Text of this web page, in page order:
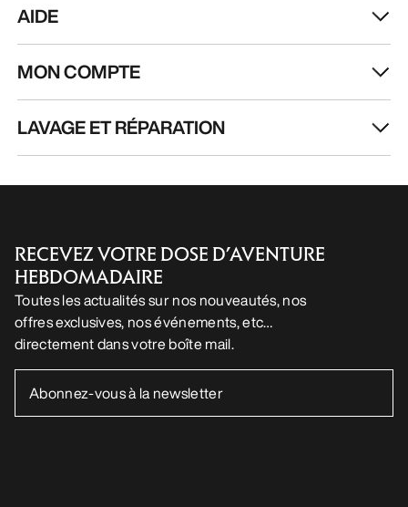
AIDE
MON COMPTE
LAVAGE ET RÉPARATION
RECEVEZ VOTRE DOSE D’AVENTURE
HEBDOMADAIRE
Toutes les actualités sur nos nouveautés, nos
offres exclusives, nos événements, etc…
directement dans votre boîte mail.